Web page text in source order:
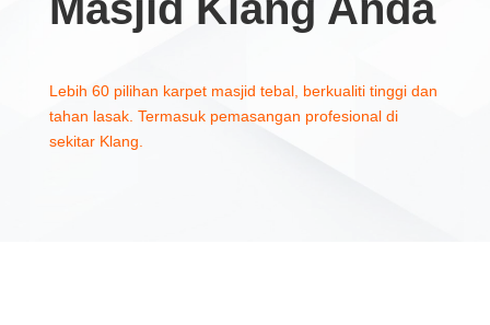
Lebih 60 pilihan karpet masjid tebal, berkualiti tinggi dan
tahan lasak. Termasuk pemasangan profesional di
sekitar Klang.